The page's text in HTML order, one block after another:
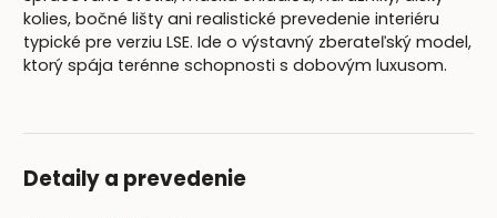
kolies, bočné lišty ani realistické prevedenie interiéru
typické pre verziu LSE. Ide o výstavný zberateľský model,
ktorý spája terénne schopnosti s dobovým luxusom.
Detaily a prevedenie